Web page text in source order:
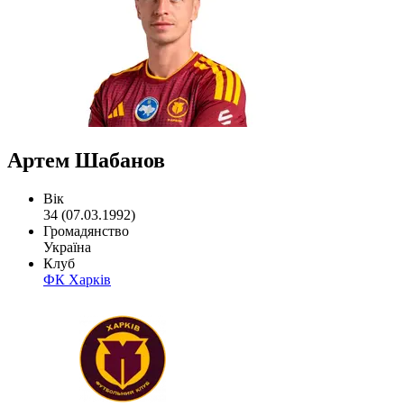
Артем Шабанов
Вік
34 (07.03.1992)
Громадянство
Україна
Клуб
ФК Харків